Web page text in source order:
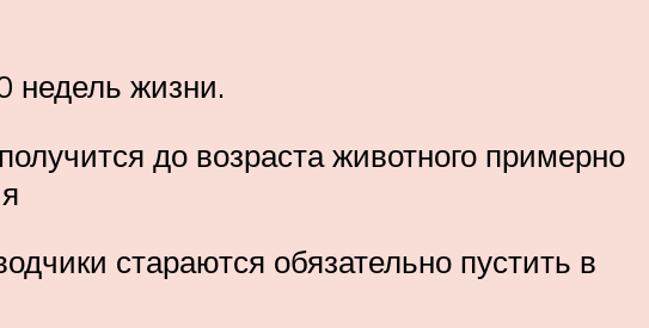
недель жизни.
до возраста животного примерно
стараются обязательно пустить в